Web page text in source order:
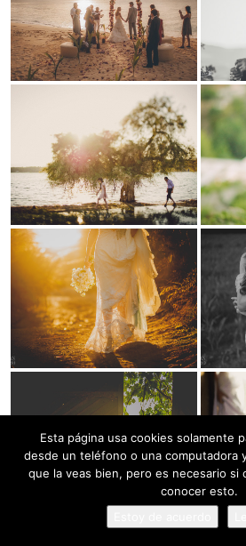
Esta página usa cookies solamente
desde un teléfono o una computadora
que la veas bien, pero es necesario si
conocer esto.